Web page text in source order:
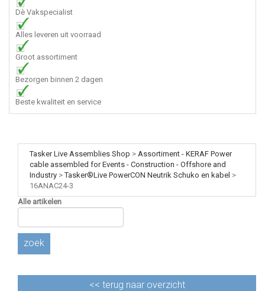
Dè Vakspecialist
Alles leveren uit voorraad
Groot assortiment
Bezorgen binnen 2 dagen
Beste kwaliteit en service
Tasker Live Assemblies Shop > Assortiment - KERAF Power
cable assembled for Events - Construction - Offshore and
Industry >Tasker®Live PowerCON Neutrik Schuko en kabel >
16ANAC24-3
Alle artikelen
zoek
<< terug naar overzicht